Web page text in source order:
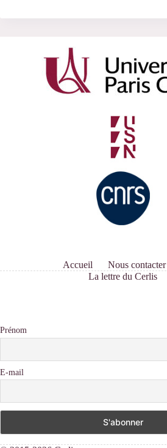
Accueil Nous contacter
La lettre du Cerlis
Prénom
E-mail